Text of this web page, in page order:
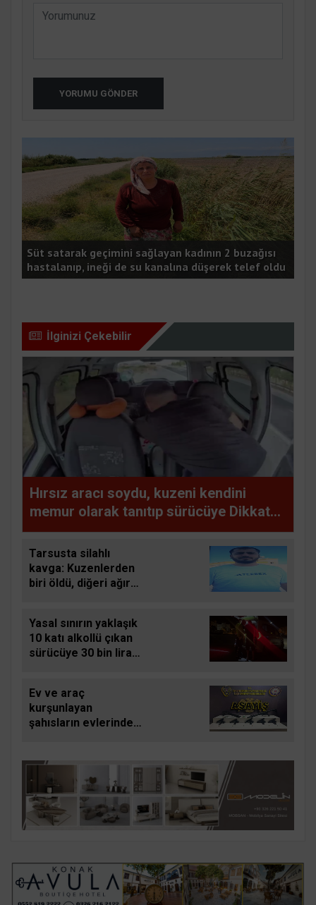
YORUMU GÖNDER
Süt satarak geçimini sağlayan kadının 2 buzağısı
hastalanıp, ineği de su kanalına düşerek telef oldu
İlginizi Çekebilir
Hırsız aracı soydu, kuzeni kendini
memur olarak tanıtıp sürücüye Dikkat
edin burada hırsız çok dedi
Tarsusta silahlı
kavga: Kuzenlerden
biri öldü, diğeri ağır
Yasal sınırın yaklaşık
10 katı alkollü çıkan
sürücüye 30 bin lira
Ev ve araç
kurşunlayan
şahısların evlerinde